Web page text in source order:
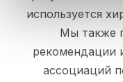
используется
Мы также
рекомендации
ассоциаций